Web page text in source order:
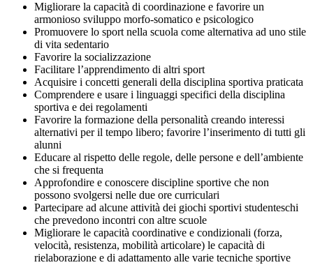
Migliorare la capacità di coordinazione e favorire un
armonioso sviluppo morfo-somatico e psicologico
Promuovere lo sport nella scuola come alternativa ad uno stile
di vita sedentario
Favorire la socializzazione
Facilitare l’apprendimento di altri sport
Acquisire i concetti generali della disciplina sportiva praticata
Comprendere e usare i linguaggi specifici della disciplina
sportiva e dei regolamenti
Favorire la formazione della personalità creando interessi
alternativi per il tempo libero; favorire l’inserimento di tutti gli
alunni
Educare al rispetto delle regole, delle persone e dell’ambiente
che si frequenta
Approfondire e conoscere discipline sportive che non
possono svolgersi nelle due ore curriculari
Partecipare ad alcune attività dei giochi sportivi studenteschi
che prevedono incontri con altre scuole
Migliorare le capacità coordinative e condizionali (forza,
velocità, resistenza, mobilità articolare) le capacità di
rielaborazione e di adattamento alle varie tecniche sportive